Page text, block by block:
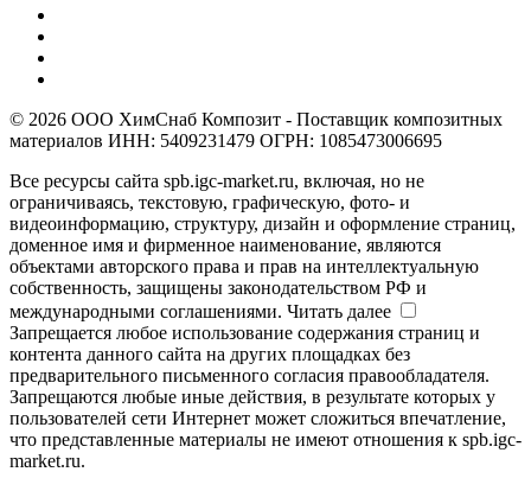
© 2026 ООО ХимСнаб Композит - Поставщик композитных
материалов ИНН: 5409231479 ОГРН: 1085473006695
Все ресурсы сайта spb.igc-market.ru, включая, но не
ограничиваясь, текстовую, графическую, фото- и
видеоинформацию, структуру, дизайн и оформление страниц,
доменное имя и фирменное наименование, являются
объектами авторского права и прав на интеллектуальную
собственность, защищены законодательством РФ и
международными соглашениями. Читать далее
Запрещается любое использование содержания страниц и
контента данного сайта на других площадках без
предварительного письменного согласия правообладателя.
Запрещаются любые иные действия, в результате которых у
пользователей сети Интернет может сложиться впечатление,
что представленные материалы не имеют отношения к spb.igc-
market.ru.